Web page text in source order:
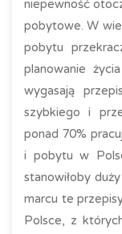
niepewność
pobytowe. W
pobytu
planowanie
wygasają
szybkiego i
ponad 70%
i pobytu w
stanowiłoby
marcu te
Polsce, z